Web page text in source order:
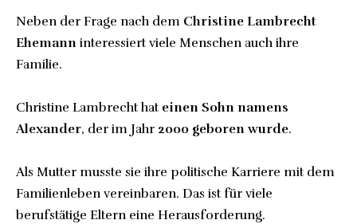
Neben der Frage nach dem Christine Lambrecht
Ehemann interessiert viele Menschen auch ihre
Familie.
Christine Lambrecht hat einen Sohn namens
Alexander, der im Jahr 2000 geboren wurde.
Als Mutter musste sie ihre politische Karriere mit dem
Familienleben vereinbaren. Das ist für viele
berufstätige Eltern eine Herausforderung.